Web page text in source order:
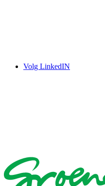
Volg LinkedIN